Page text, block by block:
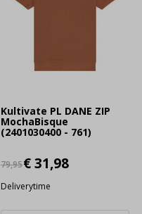
Kultivate PL DANE ZIP
MochaBisque
(2401030400 - 761)
79,95€ 31,98
Deliverytime